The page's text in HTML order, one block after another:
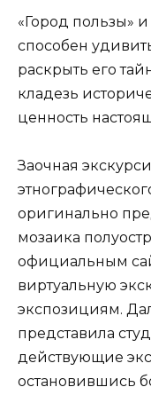
«Город пользы»
способен
раскрыть его
кладезь
ценность
Заочная
оригинально
мозаика
официальным
виртуальную
экспозициям.
представила
действующие
остановившись